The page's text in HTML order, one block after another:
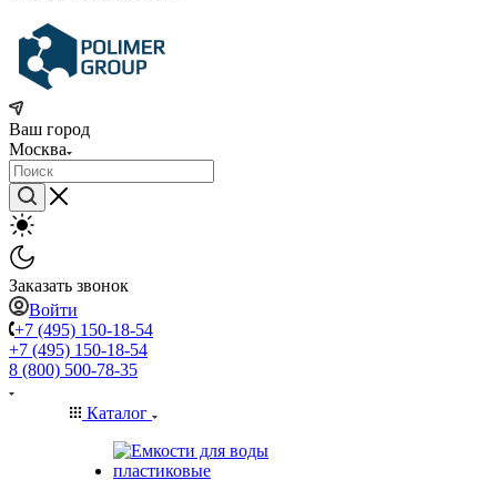
Ваш город
Москва
Заказать звонок
Войти
+7 (495) 150-18-54
+7 (495) 150-18-54
8 (800) 500-78-35
Каталог